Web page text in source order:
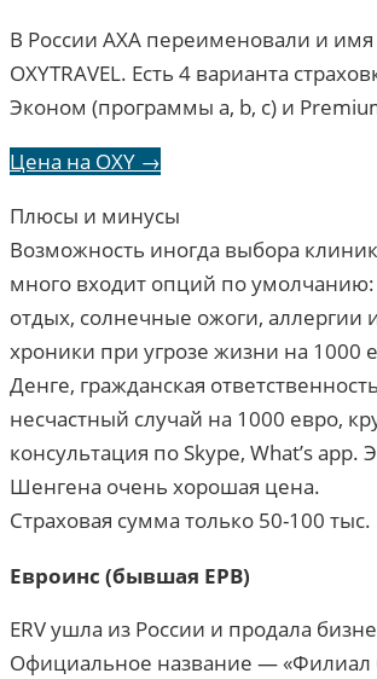
В России AXA переименовали и
OXYTRAVEL. Есть 4 варианта
Эконом (программы a, b, c) и
Цена на OXY →
Плюсы и минусы
Возможность иногда выбора
много входит опций по
отдых, солнечные ожоги, аллергии
хроники при угрозе жизни на 1000
Денге, гражданская
несчастный случай на 1000 евро,
консультация по Skype, What’s app.
Шенгена очень хорошая цена.
Страховая сумма только 50-100 тыс.
Евроинс (бывшая ЕРВ)
ERV ушла из России и продала
Официальное название —